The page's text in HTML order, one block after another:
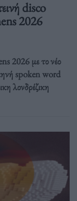
disco
2026
2026 με το νέο
spoken word
λονδρέζικη